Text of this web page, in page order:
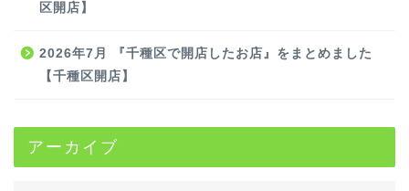
区開店】
2026年7月 『千種区で開店したお店』をまとめました
【千種区開店】
アーカイブ